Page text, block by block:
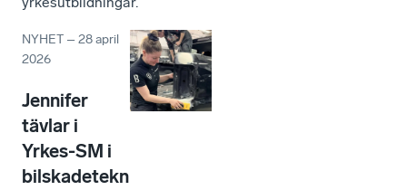
NYHET –28 april
2026
Jennifer
tävlar i
Yrkes-SM i
bilskadetekn